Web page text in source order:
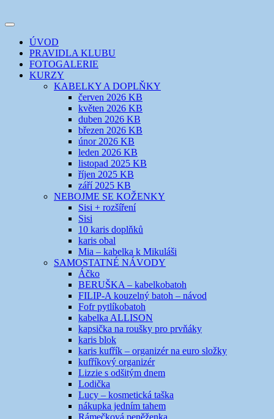
k
webuEVIKLUB
šicí klub
Toggle
navigation
ÚVOD
PRAVIDLA KLUBU
FOTOGALERIE
KURZY
KABELKY A DOPLŇKY
červen 2026 KB
květen 2026 KB
duben 2026 KB
březen 2026 KB
únor 2026 KB
leden 2026 KB
listopad 2025 KB
říjen 2025 KB
září 2025 KB
NEBOJME SE KOŽENKY
Sisi + rozšíření
Sisi
10 karis doplňků
karis obal
Mia – kabelka k Mikuláši
SAMOSTATNÉ NÁVODY
Áčko
BERUŠKA – kabelkobatoh
FILIP-A kouzelný batoh – návod
Fofr pytlíkobatoh
kabelka ALLISON
kapsička na roušky pro prvňáky
karis blok
karis kufřík – organizér na euro složky
kufříkový organizér
Lizzie s odšitým dnem
Lodička
Lucy – kosmetická taška
nákupka jedním tahem
Rámečková peněženka